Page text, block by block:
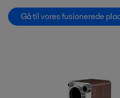
Gå til vores fusionerede